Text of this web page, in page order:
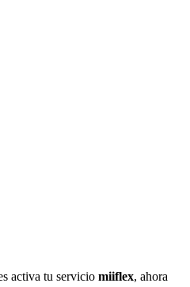
activa tu servicio miiflex, ahora